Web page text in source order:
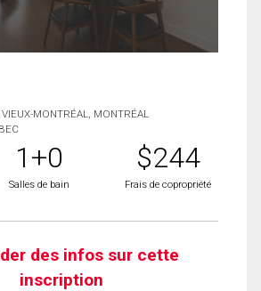
MONTRÉAL, MONTRÉAL
1+0
Salles de bain
$244
Frais de copropriété
des infos sur cette
inscription